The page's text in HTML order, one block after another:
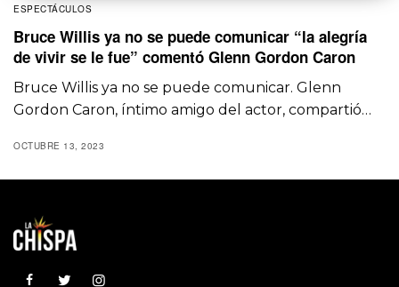
ESPECTÁCULOS
Bruce Willis ya no se puede comunicar “la alegría
de vivir se le fue” comentó Glenn Gordon Caron
Bruce Willis ya no se puede comunicar. Glenn
Gordon Caron, íntimo amigo del actor, compartió…
OCTUBRE 13, 2023